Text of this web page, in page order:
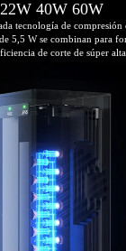
22W 40W 60W
tecnología de compresión
5,5 W se combinan para
de corte de súper